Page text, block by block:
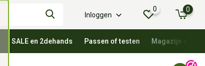
Inloggen
0 0
SALE en 2dehands Passen of testen Magazijn